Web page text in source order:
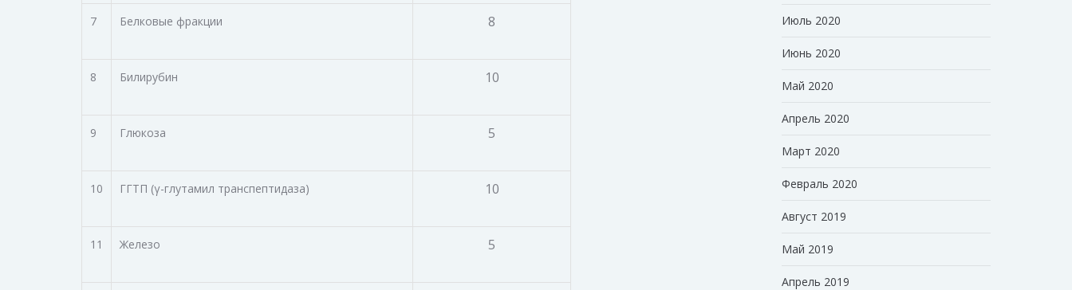
7 Белковые фракции 8
8 Билирубин 10
9 Глюкоза 5
10 ГГТП (γ-глутамил транспептидаза) 10
11 Железо 5
Июль 2020
Июнь 2020
Май 2020
Апрель 2020
Март 2020
Февраль 2020
Август 2019
Май 2019
Апрель 2019